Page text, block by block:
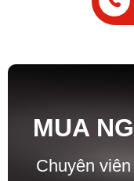
MUA
Chuyên